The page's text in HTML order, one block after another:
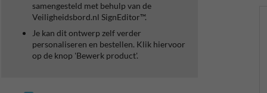
samengesteld met behulp van de
Veiligheidsbord.nl SignEditor™.
Je kan dit ontwerp zelf verder
personaliseren en bestellen. Klik hiervoor
op de knop 'Bewerk product'.